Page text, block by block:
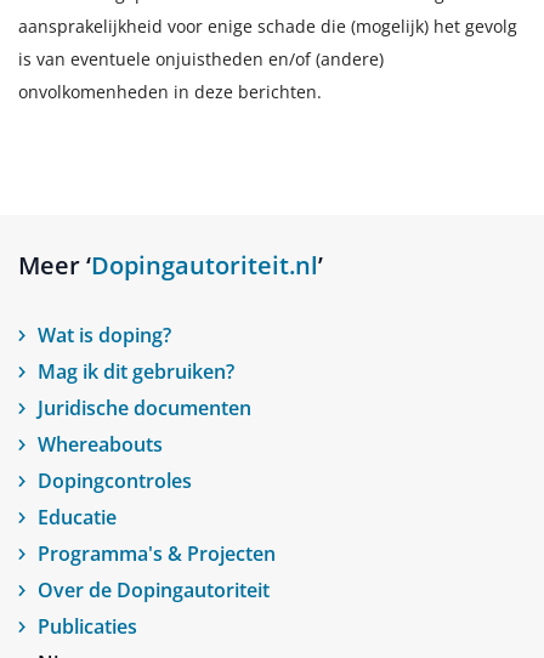
aansprakelijkheid voor enige schade die (mogelijk) het gevolg
is van eventuele onjuistheden en/of (andere)
onvolkomenheden in deze berichten.
Meer ‘Dopingautoriteit.nl’
Wat is doping?
Mag ik dit gebruiken?
Juridische documenten
Whereabouts
Dopingcontroles
Educatie
Programma's & Projecten
Over de Dopingautoriteit
Publicaties